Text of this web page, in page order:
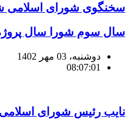
سخنگوی شورای اسلامی
سال سوم شورا سال
دوشنبه، 03 مهر 1402
08:07:01
نایب رئیس شورای